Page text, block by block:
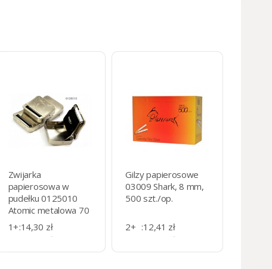
Zwijarka
papierosowa w
pudełku 0125010
Atomic metalowa 70
mm
1+:14,30 zł
12,98 zł
Gilzy papierosowe
03009 Shark, 8 mm,
500 szt./op.
2+ :12,41 zł
11,53 zł